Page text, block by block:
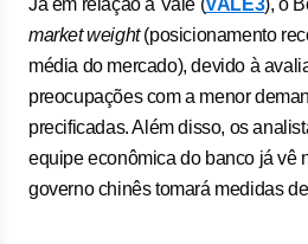
market weight(posicionamento
média do mercado), devido à
preocupações com a menor
precificadas. Além disso, os
equipe econômica do banco já vê
governo chinês tomará medidas